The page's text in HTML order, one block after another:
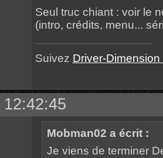
Seul truc chiant : voir le
(intro, crédits, menu...
Suivez Driver-Dimension
Mobman02 a écrit :
Je viens de terminer